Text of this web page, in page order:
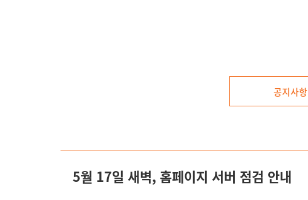
공지사항
5월 17일 새벽, 홈페이지 서버 점검 안내